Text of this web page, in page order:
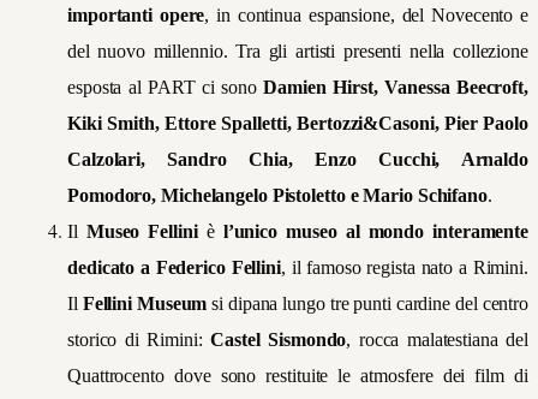
importanti opere, in continua espansione, del Novecento e
del nuovo millennio. Tra gli artisti presenti nella collezione
esposta al PART ci sonoDamien Hirst, Vanessa Beecroft,
Kiki Smith, Ettore Spalletti, Bertozzi&Casoni, Pier Paolo
Calzolari, Sandro Chia, Enzo Cucchi, Arnaldo
Pomodoro, Michelangelo Pistoletto e Mario Schifano.
Il Museo Felliniè l’unico museo al mondo interamente
dedicato a Federico Fellini, il famoso regista nato a Rimini.
Il Fellini Museum si dipana lungo tre punti cardine del centro
storico di Rimini:Castel Sismondo, rocca malatestiana del
Quattrocento dove sono restituite le atmosfere dei film di